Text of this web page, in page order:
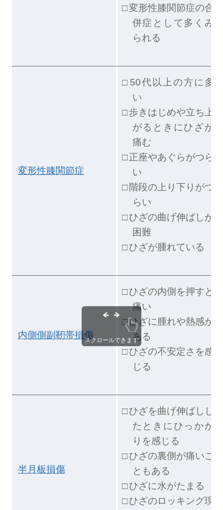
変形性膝関節症の合
併症として多くみ
られる
変形性膝関節症
50代以上の方に多
い
歩きはじめや立ち上
がるときにひざが
痛む
正座やあぐらがつら
い
階段の上り下りがつ
らい
ひざの曲げ伸ばしが
困難
ひざが腫れている
内側側副靭帯損傷
ひざの内側を押すと
痛い
ひざに腫れや熱感が
ある
ひざの不安定さを感
じる
半月板損傷
ひざを曲げ伸ばしし
たときにひっかか
りを感じる
ひざの裏側が痛いこ
ともある
ひざに水がたまる
ひざのロッキング現
スクロールできます